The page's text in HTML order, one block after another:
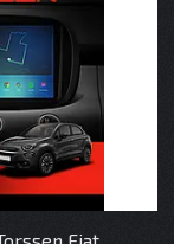
Fiat